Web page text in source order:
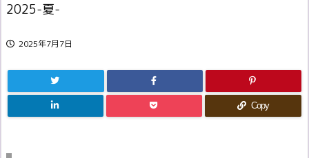
2025-夏-
2025年7月7日
Copy